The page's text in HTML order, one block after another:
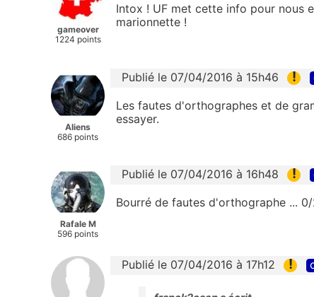
gameover
1224 points
Intox ! UF met cette info pour nous
marionnette !
Aliens
686 points
Publié le 07/04/2016 à 15h46 !
Les fautes d'orthographes et de
essayer.
Rafale M
596 points
Publié le 07/04/2016 à 16h48 !
Bourré de fautes d'orthographe ...
Publié le 07/04/2016 à 17h12 !